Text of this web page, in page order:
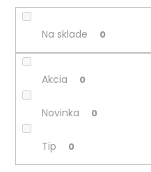
Na sklade 0
Akcia 0
Novinka 0
Tip 0